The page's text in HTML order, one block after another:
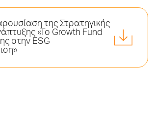
της Στρατηγικής
«Το Growth Fund
στην ESG